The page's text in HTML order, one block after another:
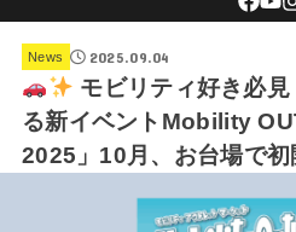
News 2025.09.04
モビリティ好き必
る新イベントMobility
2025」10月、お台場で初